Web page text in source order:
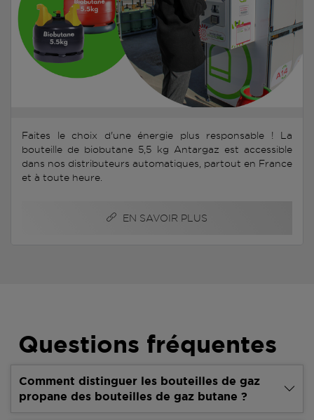
Faites le choix d'une énergie plus responsable ! La
bouteille de biobutane 5,5 kg Antargaz est accessible
dans nos distributeurs automatiques, partout en France
et à toute heure.
EN SAVOIR PLUS
Questions fréquentes
Comment distinguer les bouteilles de gaz
propane des bouteilles de gaz butane ?